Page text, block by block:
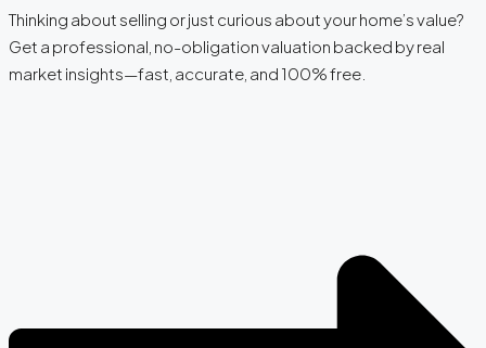
Thinking about selling or just curious about your home’s value?
Get a professional, no-obligation valuation backed by real
market insights—fast, accurate, and 100% free.